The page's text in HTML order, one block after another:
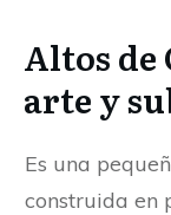
Altos de
arte y
Es una
construida en